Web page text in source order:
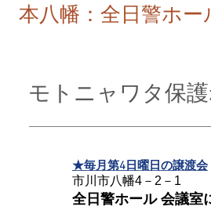
本八幡：全日警ホー
モトニャワタ保
★毎月第4日曜日の譲渡会
市川市八幡4－2－1
全日警ホール 会議室